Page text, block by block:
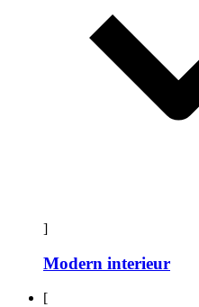
]
Modern interieur
[